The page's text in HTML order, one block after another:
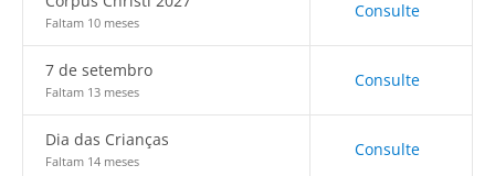
Faltam 10 meses
Consulte
7 de setembro
Faltam 13 meses
Consulte
Dia das Crianças
Faltam 14 meses
Consulte